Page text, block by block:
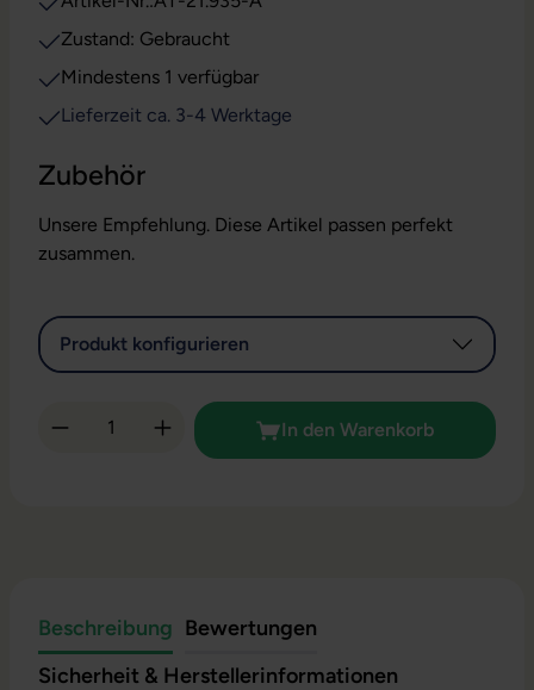
Zustand: Gebraucht
Mindestens 1 verfügbar
Lieferzeit ca. 3-4 Werktage
Zubehör
Unsere Empfehlung. Diese Artikel passen perfekt
zusammen.
Produkt konfigurieren
Produkt Anzahl: Gib den gewünschten
In den Warenkorb
Beschreibung Bewertungen
Sicherheit & Herstellerinformationen